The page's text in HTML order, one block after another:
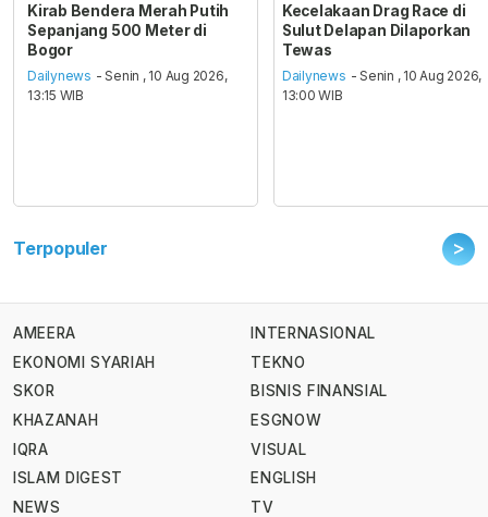
Kirab Bendera Merah Putih
Sepanjang 500 Meter di
Bogor
Dailynews - Senin , 10 Aug 2026,
13:15 WIB
Kecelakaan Drag Race di
Sulut Delapan Dilaporkan
Tewas
Dailynews - Senin , 10 Aug 2026,
13:00 WIB
Terpopuler >
AMEERA
EKONOMI SYARIAH
SKOR
KHAZANAH
IQRA
ISLAM DIGEST
NEWS
INTERNASIONAL
TEKNO
BISNIS FINANSIAL
ESGNOW
VISUAL
ENGLISH
TV